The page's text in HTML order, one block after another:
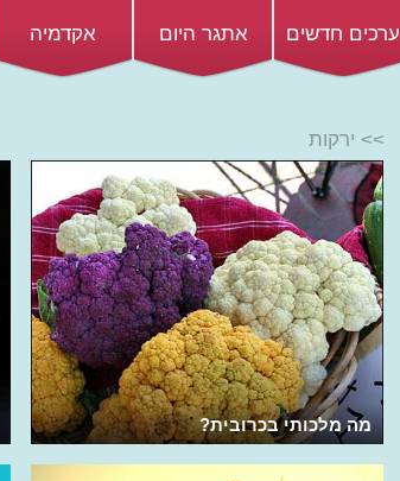
ערכים חדשים אתגר היום אקדמיה
>> ירקות
מה מלכותי בכרובית?